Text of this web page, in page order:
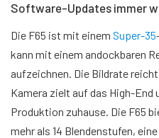
Software-Updates immer
Die F65 ist mit einem Super-35
kann mit einem andockbaren
aufzeichnen. Die Bildrate reicht
Kamera zielt auf das High-End
Produktion zuhause. Die F65
mehr als 14 Blendenstufen,